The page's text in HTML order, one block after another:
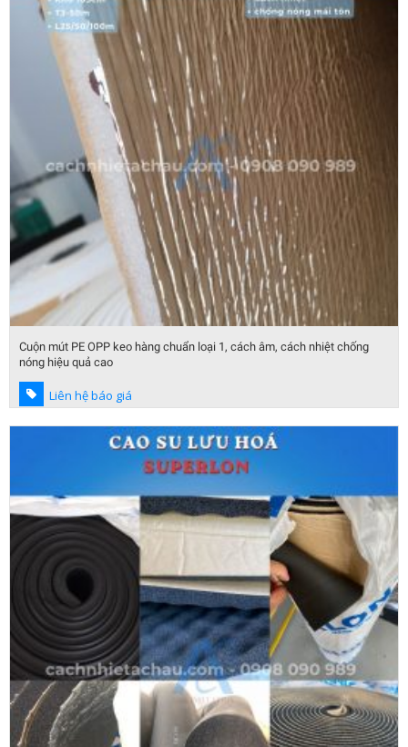
Cuộn mút PE OPP keo hàng chuẩn loại 1, cách âm, cách nhiệt chống
nóng hiệu quả cao
Liên hệ báo giá